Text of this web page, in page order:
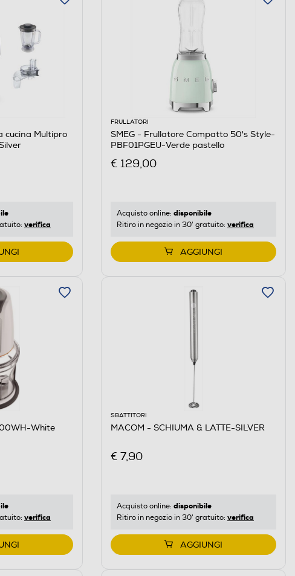
cucina Multipro
verifica
FRULLATORI
SMEG - Frullatore Compatto 50's Style-
PBF01PGEU-Verde pastello
€ 129,00
Acquisto online: disponibile
Ritiro in negozio in 30' gratuito: verifica
AGGIUNGI
White
verifica
SBATTITORI
MACOM - SCHIUMA & LATTE-SILVER
€ 7,90
Acquisto online: disponibile
Ritiro in negozio in 30' gratuito: verifica
AGGIUNGI